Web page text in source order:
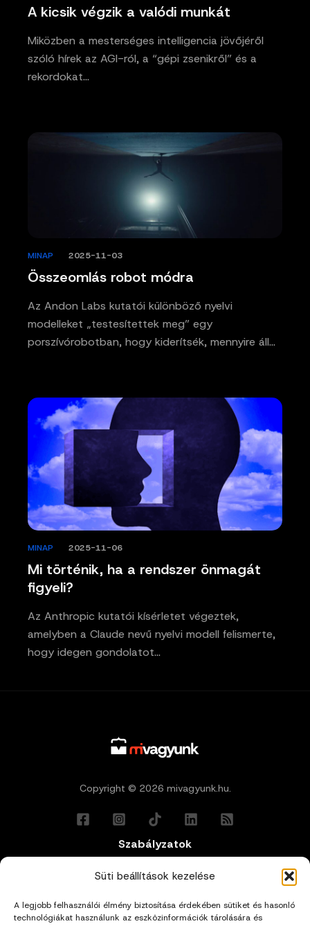
Süti beállítások kezelése
A legjobb felhasználói élmény biztosítása érdekében sütiket és hasonló
technológiákat használunk az eszközinformációk tárolására és
A kicsik végzik a valódi munkát
Miközben a mesterséges intelligencia jövőjéről
szóló hírek az AGI-ról, a “gépi zsenikről” és a
rekordokat…
Összeomlás robot módra
MINAP 2025-11-03
Az Andon Labs kutatói különböző nyelvi
modelleket „testesítettek meg” egy
porszívórobotban, hogy kiderítsék, mennyire áll…
Mi történik, ha a rendszer önmagát
figyeli?
MINAP 2025-11-06
Az Anthropic kutatói kísérletet végeztek,
amelyben a Claude nevű nyelvi modell felismerte,
hogy idegen gondolatot…
Copyright © 2026 mivagyunk.hu.
Szabályzatok
Általános Felhasználási Feltételek
Adatkezelési Tájékoztató